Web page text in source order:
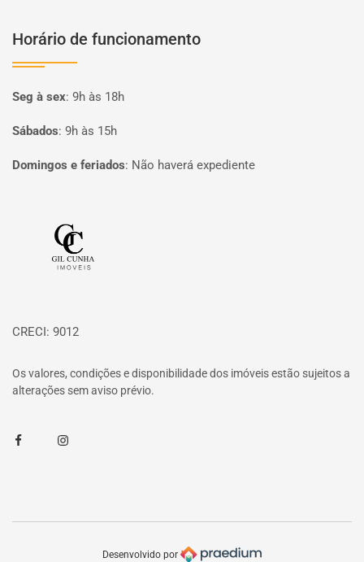
Horário de funcionamento
Seg à sex: 9h às 18h
Sábados: 9h às 15h
Domingos e feriados: Não haverá expediente
CRECI: 9012
Os valores, condições e disponibilidade dos imóveis estão sujeitos a
alterações sem aviso prévio.
FacebookInstagram
Desenvolvido por